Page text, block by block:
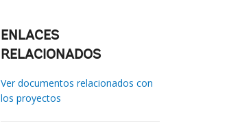
ENLACES
RELACIONADOS
Ver documentos relacionados con
los proyectos